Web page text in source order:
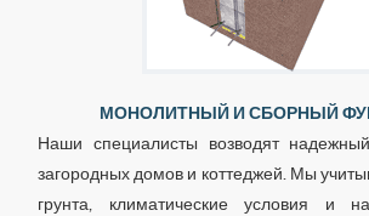
МОНОЛИТНЫЙ И СБОРНЫЙ
Наши специалисты возводят
загородных домов и коттеджей. Мы
грунта, климатические условия и